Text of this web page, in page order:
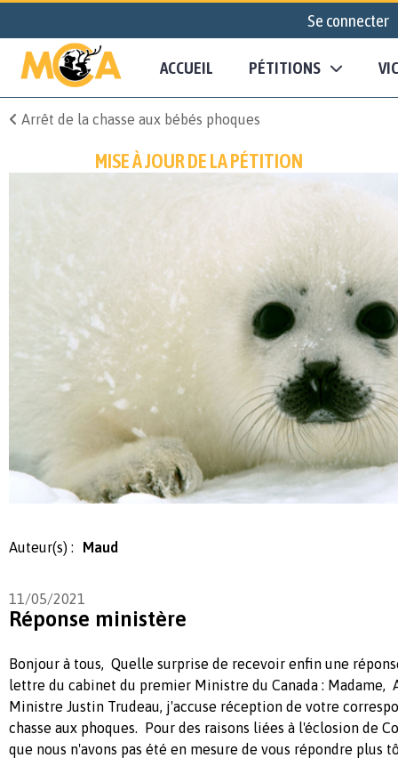
Se connecter
ACCUEIL PÉTITIONS
Arrêt de la chasse aux bébés phoques
MISE À JOUR DE LA PÉTITION
Auteur(s) : Maud
11/05/2021
Réponse ministère
Bonjour à tous, Quelle surprise de recevoir enfin une
lettre du cabinet du premier Ministre du Canada : Madame,
Ministre Justin Trudeau, j'accuse réception de votre
chasse aux phoques. Pour des raisons liées à l'éclosion de
que nous n'avons pas été en mesure de vous répondre plus